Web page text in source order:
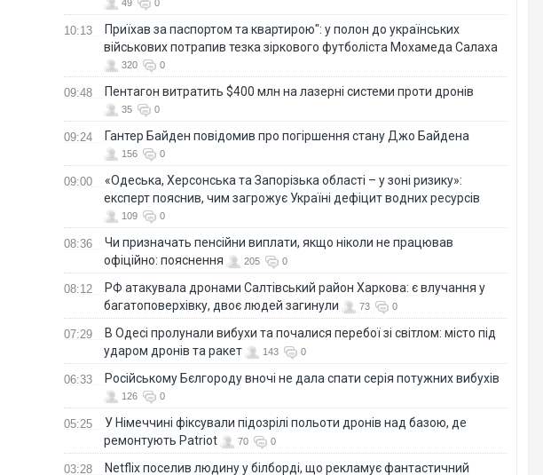
49 0
10:13
Приїхав за паспортом та квартирою": у полон до українських
військових потрапив тезка зіркового футболіста Мохамеда Салаха
320 0
09:48 Пентагон витратить $400 млн на лазерні системи проти дронів
35 0
09:24 Гантер Байден повідомив про погіршення стану Джо Байдена
156 0
09:00
«Одеська, Херсонська та Запорізька області – у зоні ризику»:
експерт пояснив, чим загрожує Україні дефіцит водних ресурсів
109 0
08:36
Чи призначать пенсійни виплати, якщо ніколи не працював
офіційно: пояснення
205 0
08:12
РФ атакувала дронами Салтівський район Харкова: є влучання у
багатоповерхівку, двоє людей загинули
73 0
07:29
В Одесі пролунали вибухи та почалися перебої зі світлом: місто під
ударом дронів та ракет
143 0
06:33 Російському Бєлгороду вночі не дала спати серія потужних вибухів
126 0
05:25
У Німеччині фіксували підозрілі польоти дронів над базою, де
ремонтують Patriot
70 0
03:28 Netflix поселив людину у білборді, що рекламує фантастичний